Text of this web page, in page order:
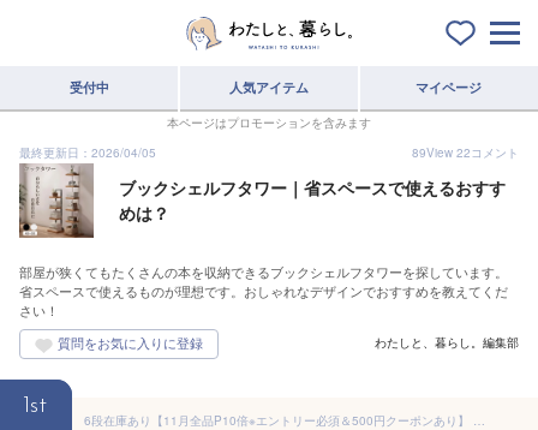
受付中 人気アイテム マイページ
本ページはプロモーションを含みます
最終更新日：2026/04/05
89View 22コメント
ブックシェルフタワー｜省スペースで使えるおすす
めは？
部屋が狭くてもたくさんの本を収納できるブックシェルフタワーを探しています。
省スペースで使えるものが理想です。おしゃれなデザインでおすすめを教えてくだ
さい！
わたしと、暮らし。編集部
1st
6段在庫あり【11月全品P10倍※エントリー必須＆500円クーポンあり】 ESLUVE ブックタワー タワーシェルフ 図鑑 本棚 ブックシェルフ 省スペース 飾り棚 大容量 A4 書棚 コンパクト オープンラック 絵本棚 シンプル 読書 一人暮らし 子供 書棚 組立簡単 収納棚 コミックック